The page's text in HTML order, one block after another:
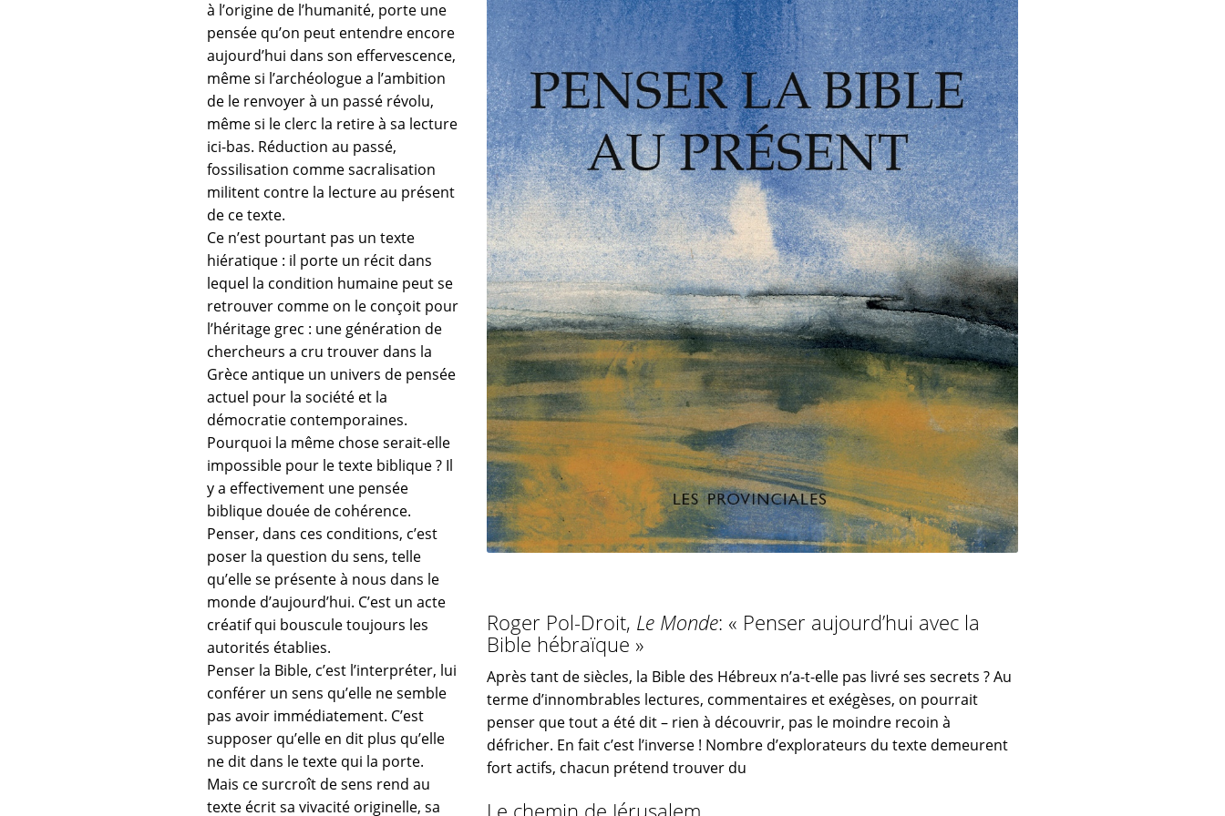
à l’origine de l’humanité, porte une
pensée qu’on peut entendre encore
aujourd’hui dans son effervescence,
même si l’archéologue a l’ambition
de le renvoyer à un passé révolu,
même si le clerc la retire à sa lecture
ici-bas. Réduction au passé,
fossilisation comme sacralisation
militent contre la lecture au présent
de ce texte.
Ce n’est pourtant pas un texte
hiératique : il porte un récit dans
lequel la condition humaine peut se
retrouver comme on le conçoit pour
l’héritage grec : une génération de
chercheurs a cru trouver dans la
Grèce antique un univers de pensée
actuel pour la société et la
démocratie contemporaines.
Pourquoi la même chose serait-elle
impossible pour le texte biblique ? Il
y a effectivement une pensée
biblique douée de cohérence.
Penser, dans ces conditions, c’est
poser la question du sens, telle
qu’elle se présente à nous dans le
monde d’aujourd’hui. C’est un acte
créatif qui bouscule toujours les
autorités établies.
Penser la Bible, c’est l’interpréter, lui
conférer un sens qu’elle ne semble
pas avoir immédiatement. C’est
supposer qu’elle en dit plus qu’elle
ne dit dans le texte qui la porte.
Mais ce surcroît de sens rend au
texte écrit sa vivacité originelle, sa
Roger Pol-Droit, Le Monde: « Penser aujourd’hui avec la
Bible hébraïque »
Après tant de siècles, la Bible des Hébreux n’a-t-elle pas livré ses secrets ? Au
terme d’innombrables lectures, commentaires et exégèses, on pourrait
penser que tout a été dit – rien à découvrir, pas le moindre recoin à
défricher. En fait c’est l’inverse ! Nombre d’explorateurs du texte demeurent
fort actifs, chacun prétend trouver du